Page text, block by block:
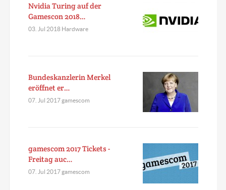
Nvidia Turing auf der
Gamescon 2018…
03. Jul 2018 Hardware
Bundeskanzlerin Merkel
eröffnet er…
07. Jul 2017 gamescom
gamescom 2017 Tickets -
Freitag auc…
07. Jul 2017 gamescom